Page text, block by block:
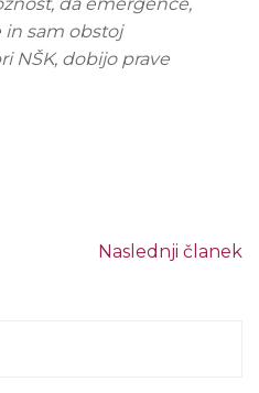
in sam obstoj
NŠK, dobijo prave
Naslednji članek